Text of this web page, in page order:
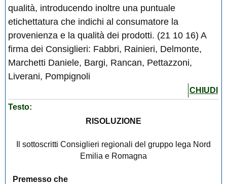
qualità, introducendo inoltre una puntuale
etichettatura che indichi al consumatore la
provenienza e la qualità dei prodotti. (21 10 16) A
firma dei Consiglieri: Fabbri, Rainieri, Delmonte,
Marchetti Daniele, Bargi, Rancan, Pettazzoni,
Liverani, Pompignoli
CHIUDI
Testo:
RISOLUZIONE
Il sottoscritti Consiglieri regionali del gruppo lega Nord
Emilia e Romagna
Premesso che